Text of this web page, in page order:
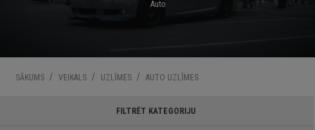
Auto
SĀKUMS / VEIKALS / UZLĪMES / AUTO UZLĪMES
FILTRĒT KATEGORIJU